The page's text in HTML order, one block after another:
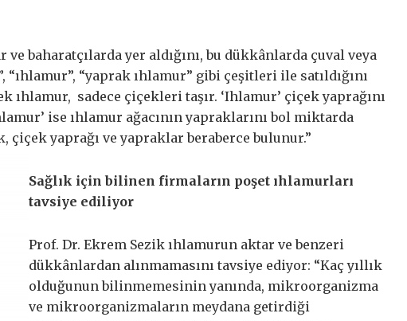
baharatçılarda yer aldığını, bu dükkânlarda çuval veya
“yaprak ıhlamur” gibi çeşitleri ile satıldığını
ıhlamur, sadece çiçekleri taşır. ‘Ihlamur’ çiçek yaprağını
ise ıhlamur ağacının yapraklarını bol miktarda
çiçek yaprağı ve yapraklar beraberce bulunur.”
Sağlık için bilinen firmaların poşet ıhlamurları
tavsiye ediliyor
Prof. Dr. Ekrem Sezik ıhlamurun aktar ve benzeri
dükkânlardan alınmamasını tavsiye ediyor: “Kaç yıllık
olduğunun bilinmemesinin yanında, mikroorganizma
ve mikroorganizmaların meydana getirdiği